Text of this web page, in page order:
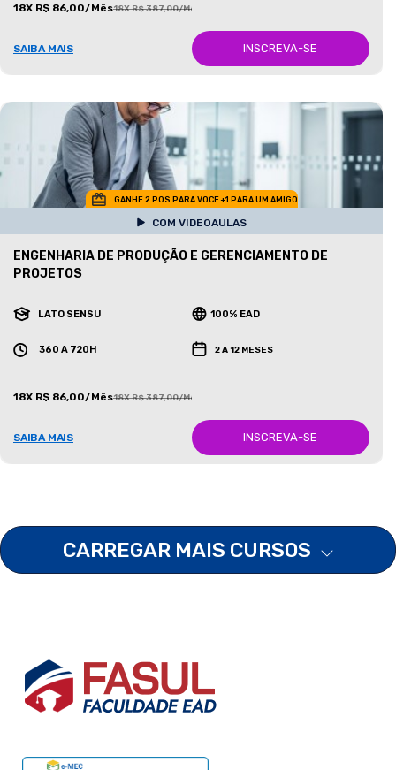
18X R$ 86,00/Mês18X R$ 387,00/Mês
SAIBA MAIS INSCREVA-SE
GANHE 2 POS PARA VOCE +1 PARA UM AMIGO
COM VIDEOAULAS
ENGENHARIA DE PRODUÇÃO E GERENCIAMENTO DE
PROJETOS
LATO SENSU 100% EAD
360 A 720H 2 A 12 MESES
18X R$ 86,00/Mês18X R$ 387,00/Mês
SAIBA MAIS INSCREVA-SE
CARREGAR MAIS CURSOS